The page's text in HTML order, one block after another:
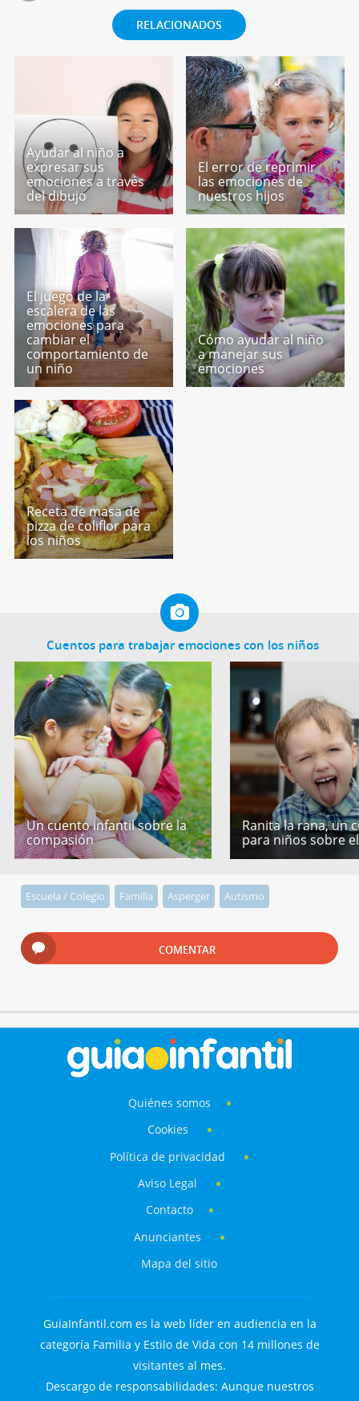
RELACIONADOS
Ayudar al niño a
expresar sus
emociones a través
del dibujo
El error de reprimir
las emociones de
nuestros hijos
El juego de la
escalera de las
emociones para
cambiar el
comportamiento de
un niño
Cómo ayudar al niño
a manejar sus
emociones
Receta de masa de
pizza de coliflor para
los niños
Cuentos para trabajar emociones con los niños
Un cuento infantil sobre la
compasión
Ranita la rana, un
para niños sobre
Escuela / Colegio Familia Asperger Autismo
COMENTAR
Quiénes somos
Cookies
Política de privacidad
Aviso Legal
Contacto
Anunciantes
Mapa del sitio
GuiaInfantil.com es la web líder en audiencia en la
categoría Familia y Estilo de Vida con 14 millones de
visitantes al mes.
Descargo de responsabilidades: Aunque nuestros